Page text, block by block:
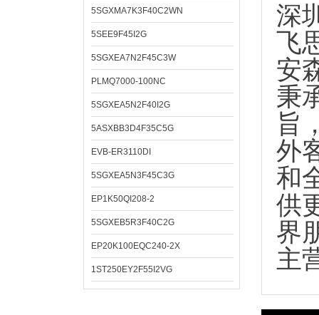
5SGXMA7K3F40C2WN
5SEE9F45I2G
5SGXEA7N2F45C3W
PLMQ7000-100NC
5SGXEA5N2F40I2G
5ASXBB3D4F35C5G
EVB-ER3110DI
5SGXEA5N3F45C3G
EP1K50QI208-2
5SGXEB5R3F40C2G
EP20K100EQC240-2X
1ST250EY2F55I2VG
深
飞
安
秉
旨
外
和
供
界
主